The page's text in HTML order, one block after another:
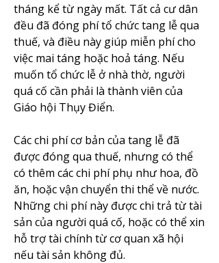
tháng kể từ ngày mất. Tất cả cư dân
đều đã đóng phí tổ chức tang lễ qua
thuế, và điều này giúp miễn phí cho
việc mai táng hoặc hoả táng. Nếu
muốn tổ chức lễ ở nhà thờ, người
quá cố cần phải là thành viên của
Giáo hội Thụy Điển.
Các chi phí cơ bản của tang lễ đã
được đóng qua thuế, nhưng có thể
có thêm các chi phí phụ như hoa, đồ
ăn, hoặc vận chuyển thi thể về nước.
Những chi phí này được chi trả từ tài
sản của người quá cố, hoặc có thể xin
hỗ trợ tài chính từ cơ quan xã hội
nếu tài sản không đủ.